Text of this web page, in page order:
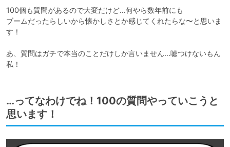
100個も質問があるので大変だけど…何やら数年前にも
ブームだったらしいから懐かしさとか感じてくれたらな〜と思いま
す！
あ、質問はガチで本当のことだけしか言いません…嘘つけないもん
私！
…ってなわけでね！100の質問やっていこうと
思います！